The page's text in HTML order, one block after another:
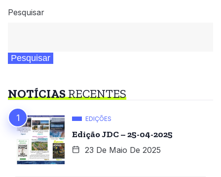
Pesquisar
Pesquisar
NOTÍCIASRECENTES
EDIÇÕES
Edição JDC – 25-04-2025
23 De Maio De 2025